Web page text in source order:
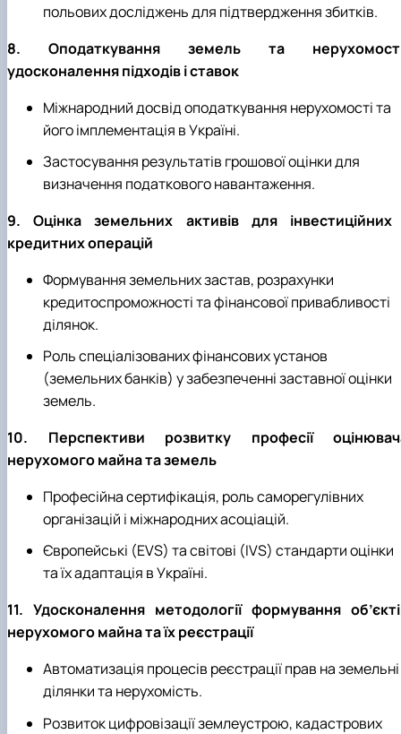
польових досліджень для підтвердження збитків.
8. Оподаткування земель та
удосконалення підходів і ставок
Міжнародний досвід оподаткування нерухомості та
його імплементація в Україні.
Застосування результатів грошової оцінки для
визначення податкового навантаження.
9. Оцінка земельних активів для інвестиційних
кредитних операцій
Формування земельних застав, розрахунки
кредитоспроможності та фінансової привабливості
ділянок.
Роль спеціалізованих фінансових установ
(земельних банків) у забезпеченні заставної оцінки
земель.
10. Перспективи розвитку професії
нерухомого майна та земель
Професійна сертифікація, роль саморегулівних
організацій і міжнародних асоціацій.
Європейські (EVS) та світові (IVS) стандарти оцінки
та їх адаптація в Україні.
11. Удосконалення методології формування
нерухомого майна та їх реєстрації
Автоматизація процесів реєстрації прав на земельні
ділянки та нерухомість.
Розвиток цифровізації землеустрою, кадастрових